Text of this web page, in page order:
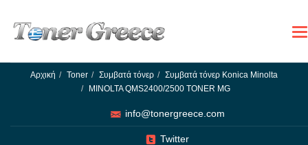
Αρχική Toner Συμβατά τόνερ
Συμβατά τόνερ Konica Minolta
MINOLTA QMS2400/2500 TONER MG
info@tonergreece.com
Twitter